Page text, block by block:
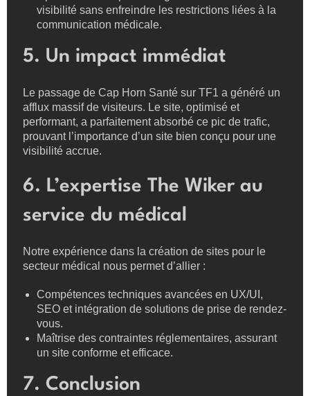
visibilité sans enfreindre les restrictions liées à la
communication médicale.
5. Un impact immédiat
Le passage de Cap Horn Santé sur TF1 a généré un
afflux massif de visiteurs. Le site, optimisé et
performant, a parfaitement absorbé ce pic de trafic,
prouvant l’importance d’un site bien conçu pour une
visibilité accrue.
6. L’expertise The Wiker au
service du médical
Notre expérience dans la création de sites pour le
secteur médical nous permet d’allier :
Compétences techniques avancées en UX/UI,
SEO et intégration de solutions de prise de rendez-
vous.
Maîtrise des contraintes réglementaires, assurant
un site conforme et efficace.
7. Conclusion